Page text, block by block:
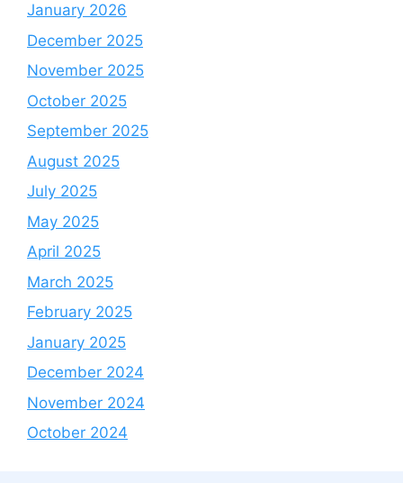
January 2026
December 2025
November 2025
October 2025
September 2025
August 2025
July 2025
May 2025
April 2025
March 2025
February 2025
January 2025
December 2024
November 2024
October 2024